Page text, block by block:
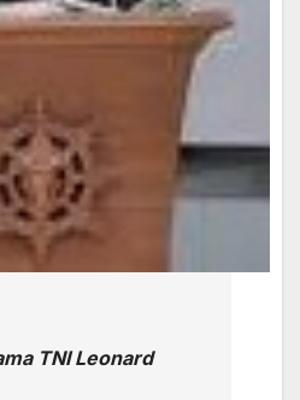
TNI Leonard